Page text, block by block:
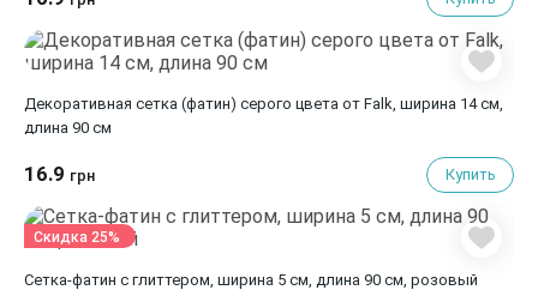
Декоративная сетка (фатин) серого цвета от Falk, ширина 14 см,
длина 90 см
16.9 грн Купить
Сетка-фатин с глиттером, ширина 5 см, длина 90 см, розовый
Скидка 25%